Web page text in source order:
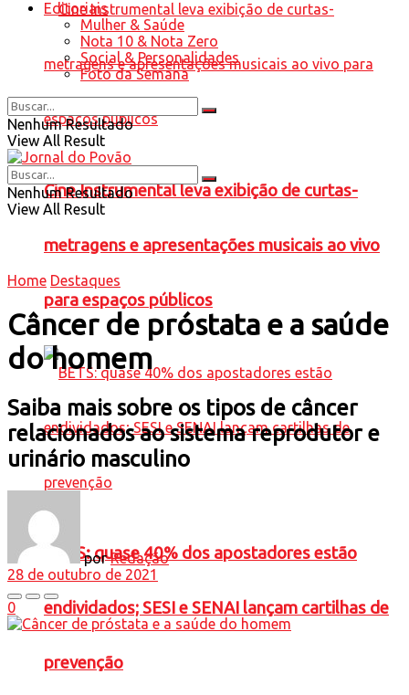
Cine Instrumental leva exibição de curtas-
metragens e apresentações musicais ao vivo
para espaços públicos
BETS: quase 40% dos apostadores estão
endividados; SESI e SENAI lançam cartilhas de
prevenção
Editoriais
Mulher & Saúde
Nota 10 & Nota Zero
Social & Personalidades
Foto da Semana
Nenhum Resultado
View All Result
Nenhum Resultado
View All Result
Home Destaques
Câncer de próstata e a saúde
do homem
Saiba mais sobre os tipos de câncer
relacionados ao sistema reprodutor e
urinário masculino
por Redação
28 de outubro de 2021
0